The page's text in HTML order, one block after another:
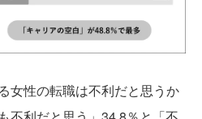
女性の転職は不利だと思うか